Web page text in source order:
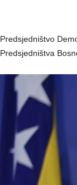
Predsjedništvo
Predsjedništva